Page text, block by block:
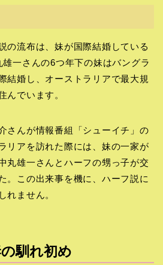
の流布は、妹が国際結婚している
一さんの6つ年下の妹はバングラ
結婚し、オーストラリアで最大規
んでいます。
さんが情報番組「シューイチ」の
リアを訪れた際には、妹の一家が
丸雄一さんとハーフの甥っ子が交
。この出来事を機に、ハーフ説に
れません。
馴れ初め